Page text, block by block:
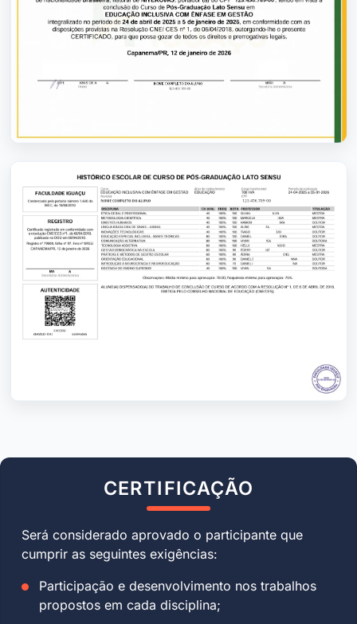
CERTIFICAÇÃO
Será considerado aprovado o participante que
cumprir as seguintes exigências:
Participação e desenvolvimento nos trabalhos
propostos em cada disciplina;